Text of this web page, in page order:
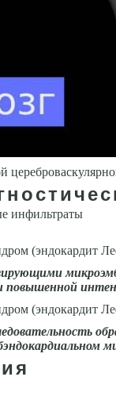
инфильтраты
повышенной